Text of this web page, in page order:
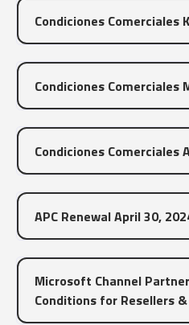
Condiciones Comerciales
Condiciones Comerciales
Condiciones Comerciales
APC Renewal April 30,
Microsoft Channel
Conditions for Resellers